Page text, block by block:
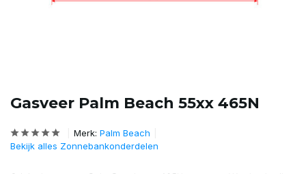
Gasveer Palm Beach 55xx 465N
Merk: Palm Beach
Bekijk alles Zonnebankonderdelen